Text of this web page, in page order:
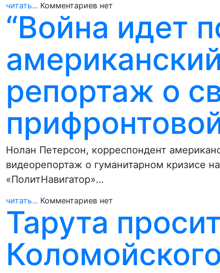
читать... Комментариев нет
“Война идет
репортаж о
Нолан Петерсон, корреспондент
видеорепортаж о гуманитарном кризисе
«ПолитНавигатор»…
читать... Комментариев нет
Тарута